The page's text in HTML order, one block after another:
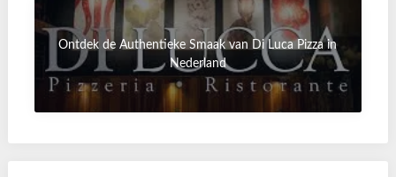
Ontdek de Authentieke Smaak van Di Luca Pizza in
Nederland